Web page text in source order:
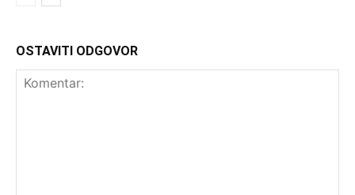
OSTAVITI ODGOVOR